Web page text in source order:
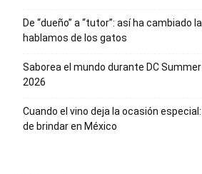
De “dueño” a “tutor”: así ha cambiado
hablamos de los gatos
Saborea el mundo durante DC
2026
Cuando el vino deja la ocasión
de brindar en México